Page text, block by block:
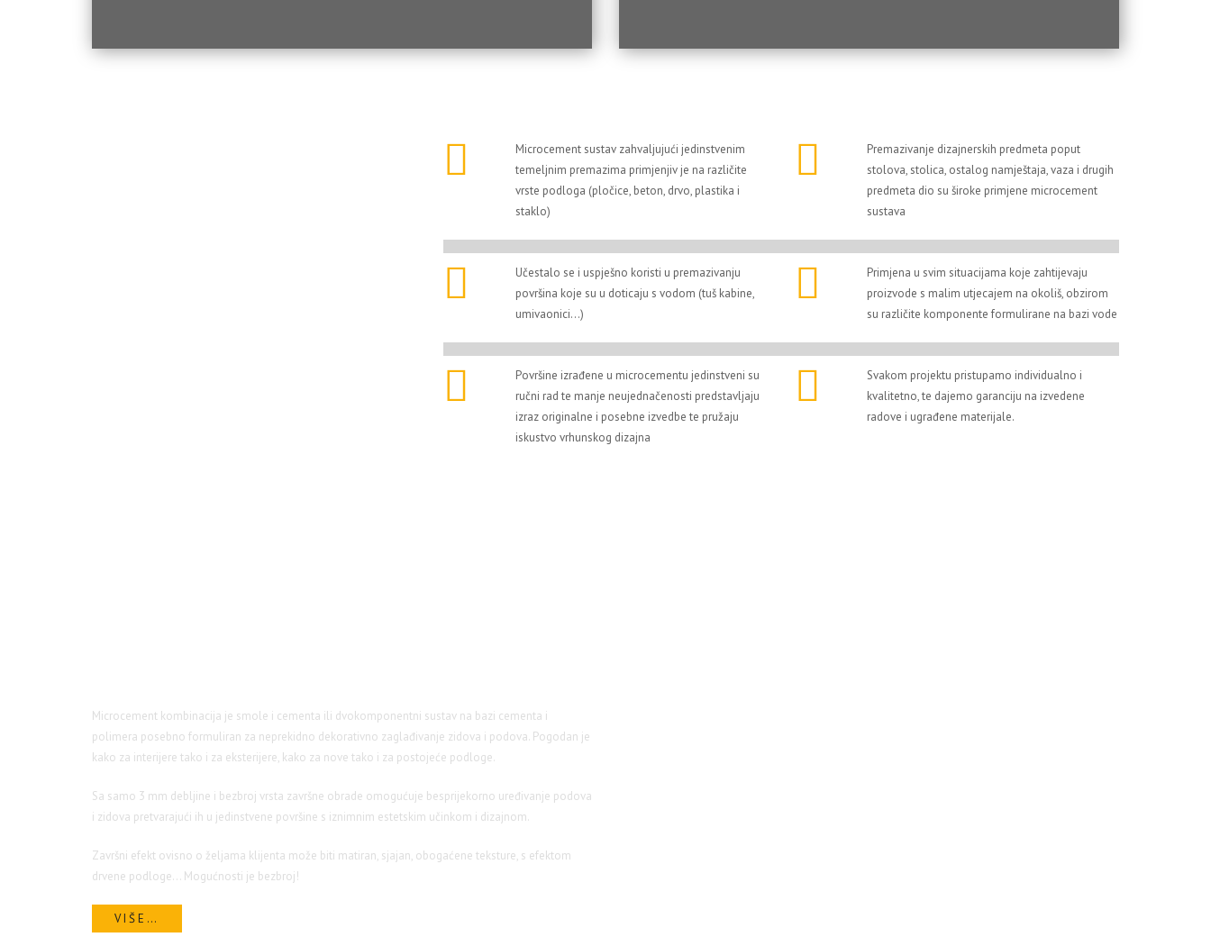
Microcement sustav zahvaljujući jedinstvenim
temeljnim premazima primjenjiv je na različite
vrste podloga (pločice, beton, drvo, plastika i
staklo)
Premazivanje dizajnerskih predmeta poput
stolova, stolica, ostalog namještaja, vaza i drugih
predmeta dio su široke primjene microcement
sustava
Učestalo se i uspješno koristi u premazivanju
površina koje su u doticaju s vodom (tuš kabine,
umivaonici...)
Primjena u svim situacijama koje zahtijevaju
proizvode s malim utjecajem na okoliš, obzirom
su različite komponente formulirane na bazi vode
Površine izrađene u microcementu jedinstveni su
ručni rad te manje neujednačenosti predstavljaju
izraz originalne i posebne izvedbe te pružaju
iskustvo vrhunskog dizajna
Svakom projektu pristupamo individualno i
kvalitetno, te dajemo garanciju na izvedene
radove i ugrađene materijale.
Microcement kombinacija je smole i cementa ili dvokomponentni sustav na bazi cementa i
polimera posebno formuliran za neprekidno dekorativno zaglađivanje zidova i podova. Pogodan je
kako za interijere tako i za eksterijere, kako za nove tako i za postojeće podloge.
Sa samo 3 mm debljine i bezbroj vrsta završne obrade omogućuje besprijekorno uređivanje podova
i zidova pretvarajući ih u jedinstvene površine s iznimnim estetskim učinkom i dizajnom.
Završni efekt ovisno o željama klijenta može biti matiran, sjajan, obogaćene teksture, s efektom
drvene podloge… Mogućnosti je bezbroj!
VIŠE…